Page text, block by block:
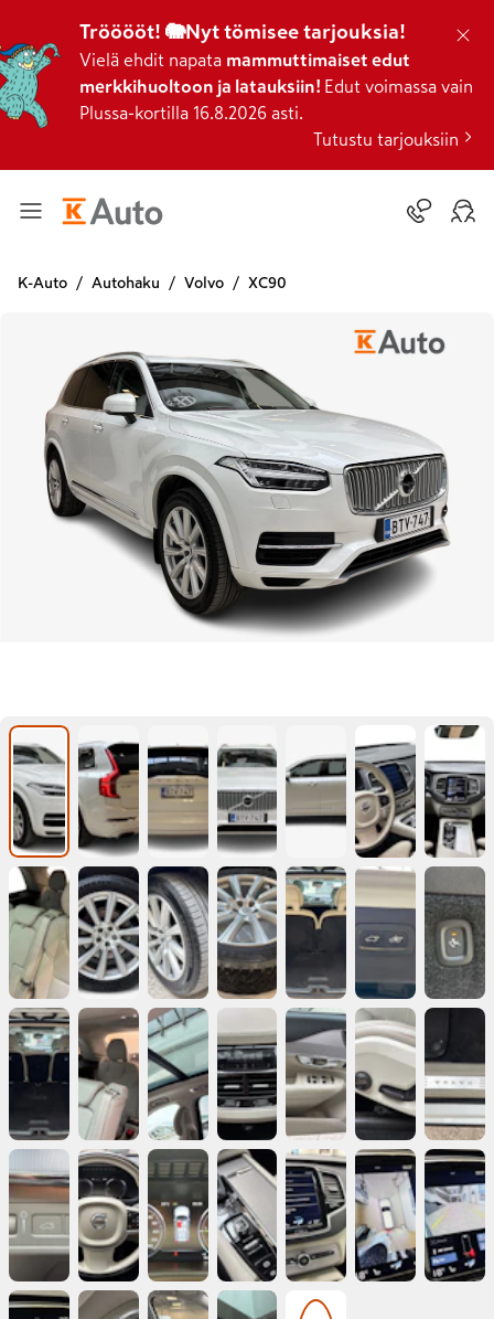
Trööööt! 🐘Nyt tömisee tarjouksia!
Vielä ehdit napata mammuttimaiset edut
merkkihuoltoon ja latauksiin! Edut voimassa vain
Plussa-kortilla 16.8.2026 asti.
Tutustu tarjouksiin
K-Auto Autohaku Volvo XC90